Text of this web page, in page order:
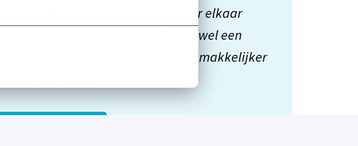
vaak een paar nachten achter elkaar
hierna ook een paar dagen (soms wel een
Hierdoor kan ik mijn sociale leven makkelijker